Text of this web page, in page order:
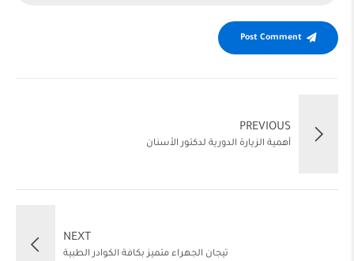
Post Comment
PREVIOUS
أهمية الزيارة الدورية لدكتور الأسنان
NEXT
تيجان الجهراء متميز بكافة الكوادر الطبية